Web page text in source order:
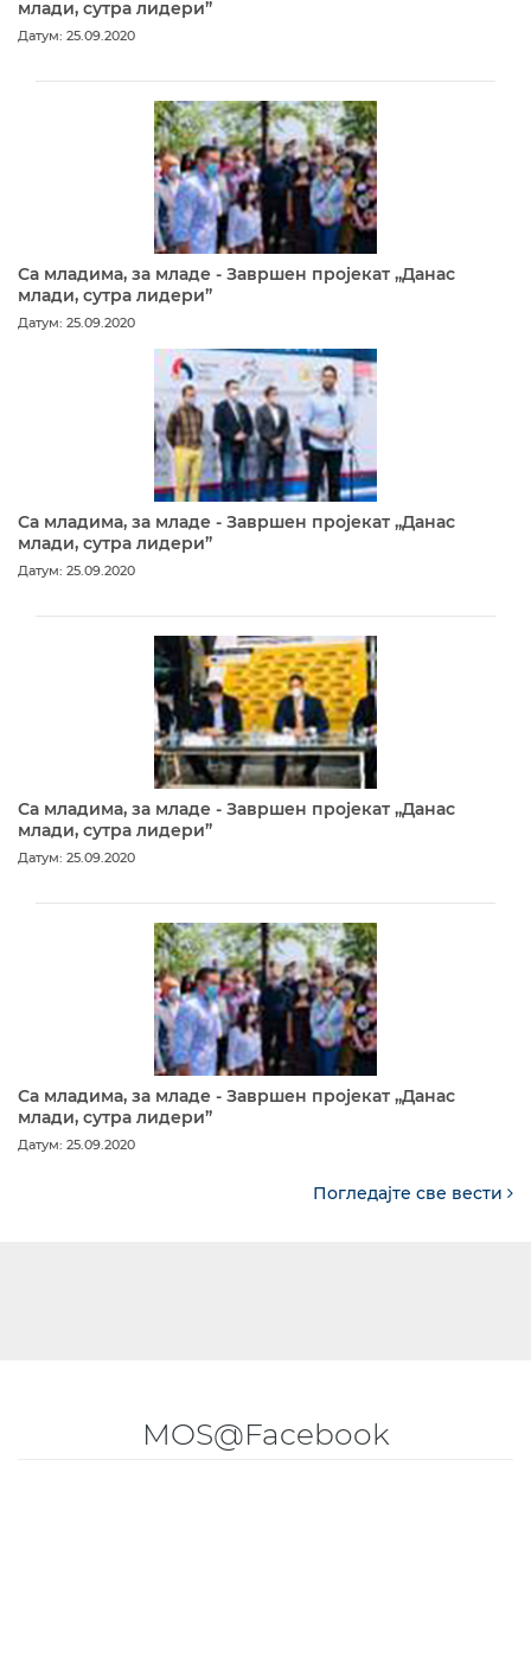
млади, сутра лидери”
Датум: 25.09.2020
Са младима, за младе - Завршен пројекат „Данас
млади, сутра лидери”
Датум: 25.09.2020
Са младима, за младе - Завршен пројекат „Данас
млади, сутра лидери”
Датум: 25.09.2020
Са младима, за младе - Завршен пројекат „Данас
млади, сутра лидери”
Датум: 25.09.2020
Са младима, за младе - Завршен пројекат „Данас
млади, сутра лидери”
Датум: 25.09.2020
Погледајте све вести
MOS@Facebook